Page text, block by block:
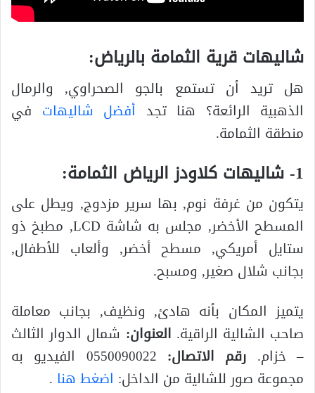
شاليهات قرية الثمامة بالرياض:
هل تريد أن تستمع بالجو الصحراوي, والرمال
الذهبية الرائعة؟ هنا تجد أفضل شاليهات في
منطقة الثمامة.
1- شاليهات كلاودز الرياض الثمامة:
يتكون من غرفة نوم, بها سرير مزدوج, ويطل على
المسطح الأخضر, مجلس به شاشة LCD, مطبخ ذو
ستايل أمريكي, مسطح أخضر, وألعاب للأطفال,
بجانب شلال صغير, ومسبح.
يتميز المكان بأنه هادئ, ونظيف, بجانب معاملة
صاحب الشالية الراقية. العنوان: شمال الدوار الثالث
– خزام. رقم الاتصال:
0550090022 الفيديو به
مجموعة صور للشالية من الداخل: اضغط هنا .